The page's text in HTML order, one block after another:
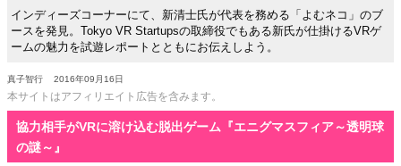
インディーズコーナーにて、新清士氏が代表を務める「よむネコ」のブ
ースを発見。Tokyo VR Startupsの取締役でもある新氏が仕掛けるVRゲ
ームの魅力を試遊レポートとともにお伝えしよう。
真子智行 2016年09月16日
本サイトはアフィリエイト広告を含みます。
協力相手がVRに溶け込む脱出ゲーム『エニグマスフィア～透明球
の謎～』